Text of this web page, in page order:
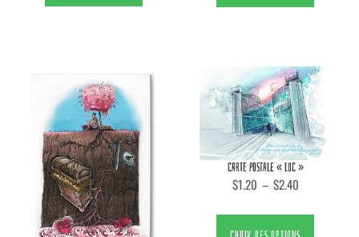
CARTE POSTALE « LUC »
$1.20 – $2.40